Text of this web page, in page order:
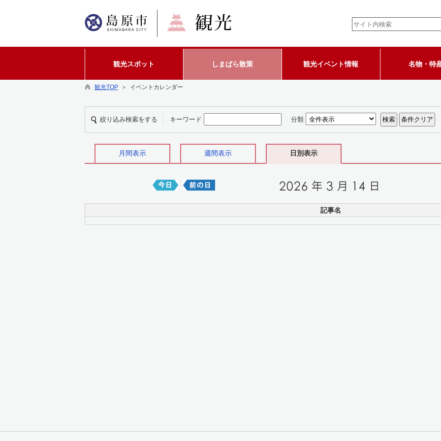
観光スポット しまばら散策 観光イベント情報 名物・特
観光TOP ＞ イベントカレンダー
絞り込み検索をする キーワード 分類
月間表示 週間表示 日別表示
記事名